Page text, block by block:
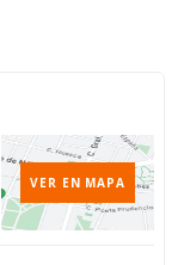
VER EN MAPA